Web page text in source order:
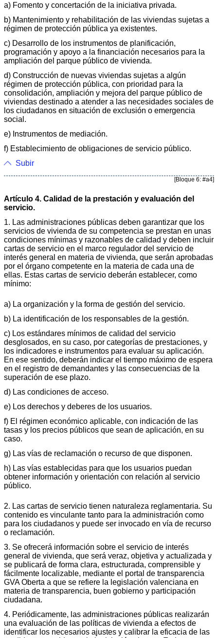
a) Fomento y concertación de la iniciativa privada.
b) Mantenimiento y rehabilitación de las viviendas sujetas a
régimen de protección pública ya existentes.
c) Desarrollo de los instrumentos de planificación,
programación y apoyo a la financiación necesarios para la
ampliación del parque público de vivienda.
d) Construcción de nuevas viviendas sujetas a algún
régimen de protección pública, con prioridad para la
consolidación, ampliación y mejora del parque público de
viviendas destinado a atender a las necesidades sociales de
los ciudadanos en situación de exclusión o emergencia
social.
e) Instrumentos de mediación.
f) Establecimiento de obligaciones de servicio público.
Subir
[Bloque 6: #a4]
Artículo 4. Calidad de la prestación y evaluación del
servicio.
1. Las administraciones públicas deben garantizar que los
servicios de vivienda de su competencia se prestan en unas
condiciones mínimas y razonables de calidad y deben incluir
cartas de servicio en el marco regulador del servicio de
interés general en materia de vivienda, que serán aprobadas
por el órgano competente en la materia de cada una de
ellas. Estas cartas de servicio deberán establecer, como
mínimo:
a) La organización y la forma de gestión del servicio.
b) La identificación de los responsables de la gestión.
c) Los estándares mínimos de calidad del servicio
desglosados, en su caso, por categorías de prestaciones, y
los indicadores e instrumentos para evaluar su aplicación.
En ese sentido, deberán indicar el tiempo máximo de espera
en el registro de demandantes y las consecuencias de la
superación de ese plazo.
d) Las condiciones de acceso.
e) Los derechos y deberes de los usuarios.
f) El régimen económico aplicable, con indicación de las
tasas y los precios públicos que sean de aplicación, en su
caso.
g) Las vías de reclamación o recurso de que disponen.
h) Las vías establecidas para que los usuarios puedan
obtener información y orientación con relación al servicio
público.
2. Las cartas de servicio tienen naturaleza reglamentaria. Su
contenido es vinculante tanto para la administración como
para los ciudadanos y puede ser invocado en vía de recurso
o reclamación.
3. Se ofrecerá información sobre el servicio de interés
general de vivienda, que será veraz, objetiva y actualizada y
se publicará de forma clara, estructurada, comprensible y
fácilmente localizable, mediante el portal de transparencia
GVA Oberta a que se refiere la legislación valenciana en
materia de transparencia, buen gobierno y participación
ciudadana.
4. Periódicamente, las administraciones públicas realizarán
una evaluación de las políticas de vivienda a efectos de
identificar los necesarios ajustes y calibrar la eficacia de las